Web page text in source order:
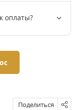
оплаты?
Поделиться